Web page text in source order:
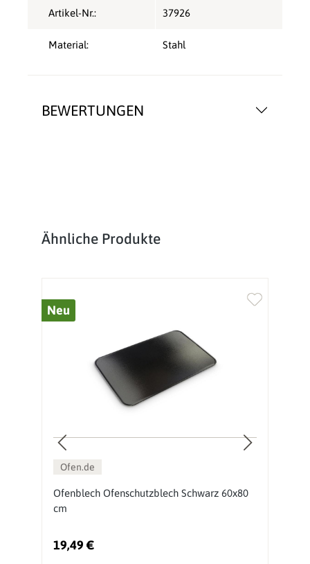
BEWERTUNGEN
Artikel-Nr.: 37926
Material: Stahl
Produktgalerie überspringen
Ähnliche Produkte
Neu
Ofen.de
Ofenblech Ofenschutzblech Schwarz 60x80
cm
19,49 €